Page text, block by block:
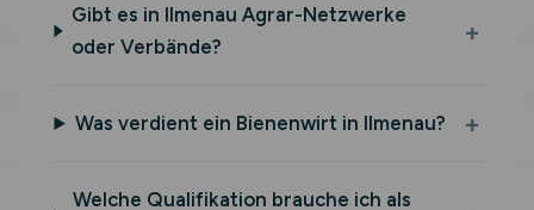
Gibt es in Ilmenau Agrar-Netzwerke
oder Verbände?
Was verdient ein Bienenwirt in Ilmenau?
Welche Qualifikation brauche ich als